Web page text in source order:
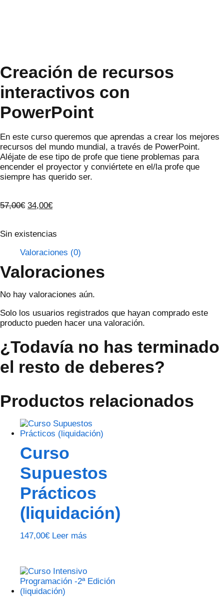
Creación de recursos
interactivos con
PowerPoint
En este curso queremos que aprendas a crear los mejores
recursos del mundo mundial, a través de PowerPoint.
Aléjate de ese tipo de profe que tiene problemas para
encender el proyector y conviértete en el/la profe que
siempre has querido ser.
57,00€ 34,00€
Sin existencias
Valoraciones (0)
Valoraciones
No hay valoraciones aún.
Solo los usuarios registrados que hayan comprado este
producto pueden hacer una valoración.
¿Todavía no has terminado
el resto de deberes?
Productos relacionados
Curso
Supuestos
Prácticos
(liquidación)
147,00€ Leer más